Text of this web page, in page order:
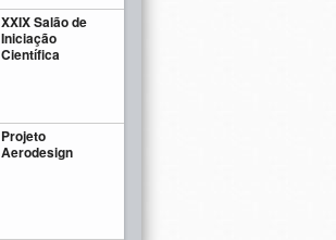
XXIX Salão de
Iniciação
Científica
Projeto
Aerodesign